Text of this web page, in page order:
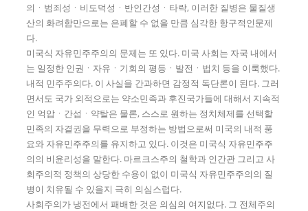
의ㆍ범죄성ㆍ비도덕성ㆍ반인간성ㆍ타락, 이러한 질병은 물질생
산의 화려함만으로는 은폐할 수 없을 만큼 심각한 항구적인문제
다.
미국식 자유민주주의의 문제는 또 있다. 미국 사회는 자국 내에서
는 일정한 인권ㆍ자유ㆍ기회의 평등ㆍ발전ㆍ법치 등을 이룩했다.
내적 민주주의다. 이 사실을 간과하면 감정적 독단론이 된다. 그러
면서도 국가 외적으로는 약소민족과 후진국가들에 대해서 지속적
인 억압ㆍ간섭ㆍ약탈은 물론, 스스로 원하는 정치체제를 선택할
민족의 자결권을 무력으로 부정하는 방법으로써 미국의 내적 풍
요와 자유민주주의를 유지하고 있다. 이것은 미국식 자유민주주
의의 비윤리성을 말한다. 마르크스주의 철학과 인간관 그리고 사
회주의적 정책의 상당한 수용이 없이 미국식 자유민주주의의 질
병이 치유될 수 있을지 극히 의심스럽다.
사회주의가 냉전에서 패배한 것은 의심의 여지없다. 그 전체주의